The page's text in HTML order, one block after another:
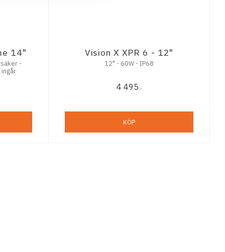
14"
-
Vision X XPR 6 - 12"
12" - 60W - IP68
4 495 :-
KÖP